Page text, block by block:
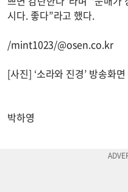
시다. 좋다”라고 했다.
/mint1023/@osen.co.kr
[사진] ‘소라와 진경’ 방송화
박하영